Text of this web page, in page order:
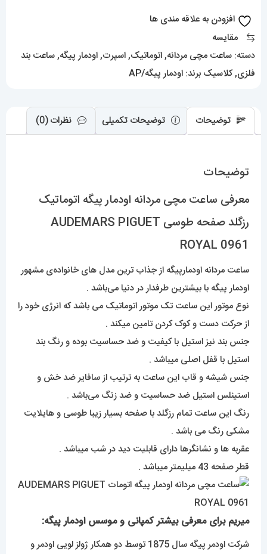
صفحه
PIGUET
0961
عدد
افزودن به علاقه مندی ها
مقایسه
دسته: ساعت مچی مردانه,اتوماتیک,اسپرت,اودمار پیگه,ساعت بند
فلزی,کلاسیک برند: اودمار پیگه/AP
توضیحات توضیحات تکمیلی نظرات (0)
توضیحات
معرفی ساعت مچی مردانه اودمار پیگه اتوماتیک
رزگلد صفحه طوسی AUDEMARS PIGUET
ROYAL 0961
ساعت مردانه اودمارپیگه از جذاب ترین مدل های خانواده‌ی مشهور
اودمار پیگه با بیشترین طرفدار در دنیا می‌باشد .
نوع موتور این ساعت تک موتور اتوماتیک می باشد که انرژی خود را
از حرکت دست و کوک کردن تامین میکند .
جنس بند نیز استیل با کیفیت و ضد حساسیت بوده و رنگ بند
استیل با قفل اصلی میباشد .
جنس شیشه و قاب این ساعت به ترتیب از سافایر ضد خش و
استینلس استیل ضد حساسیت و ضد زنگ می‌باشد .
رنگ این ساعت تمام رزگلد با صفحه بسیار زیبا طوسی و هایلایت
مشکی رنگ می باشد .
عقربه ها و نشانگرها دارای قابلیت دید در شب میباشد .
قطر صفحه 43 میلیمتر میباشد .
میریم برای معرفی بیشتر کمپانی و موسس اودمار پیگه:
شرکت اودمر پیگه سال 1875 توسط دو همکار ژولز لویی اودمر و